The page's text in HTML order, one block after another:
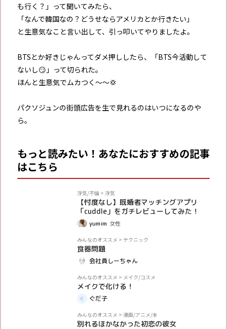
も行く？」って聞いてみたら、
「なんで韓国なの？どうせならアメリカとか行きたい」
と生意気なこと言い出して、引っ叩いてやりましたよ。
BTSとか好きじゃんってダメ押ししたら、「BTS今活動して
ないし😏」って切られた。
ほんと生意気でムカつく〜〜💢
パクソジュンの街頭広告を生で見れるのはいつになるのや
ら。
もっと読みたい！あなたにおすすめの記事
はこちら
浮気/不倫 > 浮気
【忖度なし】既婚者マッチングアプリ
「cuddle」をガチレビューしてみた！
yumim 女性
みんなのオススメ > テクニック
食器問題
会社員しーちゃん
みんなのオススメ > メイク/コスメ
メイクで化ける！
ぐだ子
みんなのオススメ > 漫画/アニメ/本
別れるほかなかった初恋の彼女